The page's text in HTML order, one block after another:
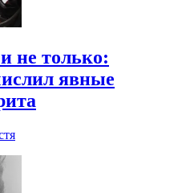
не только:
явные